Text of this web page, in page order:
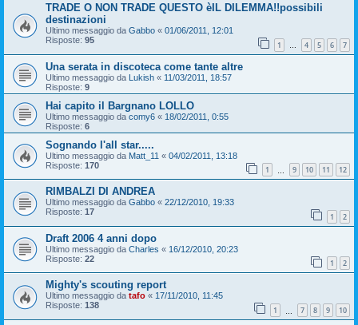
TRADE O NON TRADE QUESTO èIL DILEMMA!!possibili
destinazioni
Ultimo messaggio da Gabbo « 01/06/2011, 12:01
Risposte: 95 1 4 5 6 7
Una serata in discoteca come tante altre
Ultimo messaggio da Lukish « 11/03/2011, 18:57
Risposte: 9
Hai capito il Bargnano LOLLO
Ultimo messaggio da comy6 « 18/02/2011, 0:55
Risposte: 6
Sognando l'all star.....
Ultimo messaggio da Matt_11 « 04/02/2011, 13:18
Risposte: 170 1 9 10 11 12
RIMBALZI DI ANDREA
Ultimo messaggio da Gabbo « 22/12/2010, 19:33
Risposte: 17 1 2
Draft 2006 4 anni dopo
Ultimo messaggio da Charles « 16/12/2010, 20:23
Risposte: 22 1 2
Mighty's scouting report
Ultimo messaggio da tafo « 17/11/2010, 11:45
Risposte: 138 1 7 8 9 10